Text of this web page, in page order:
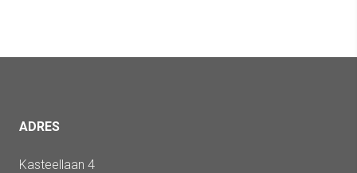
ADRES
Kasteellaan 4